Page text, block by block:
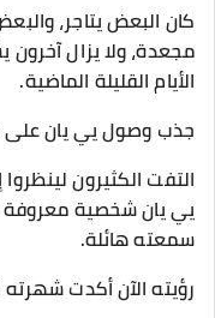
كان البعض يتاجر،
مجعدة، ولا يزال
الأيام القليلة الماضية.
جذب وصول يي يان على
التفت الكثيرون
يي يان شخصية
سمعته هائلة.
رؤيته الآن أكدت